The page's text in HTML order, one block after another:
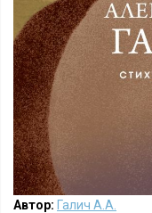
Автор: Галич А.А.